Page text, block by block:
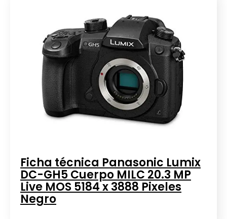
Ficha técnica Panasonic Lumix
DC-GH5 Cuerpo MILC 20.3 MP
Live MOS 5184 x 3888 Pixeles
Negro